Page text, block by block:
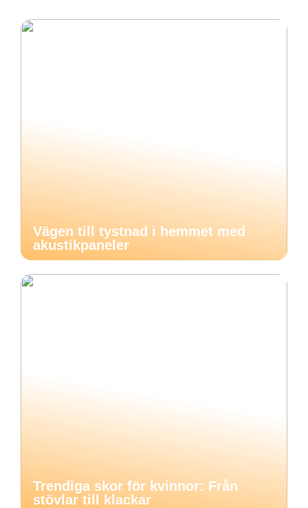
Vägen till tystnad i hemmet med
akustikpaneler
Trendiga skor för kvinnor: Från
stövlar till klackar